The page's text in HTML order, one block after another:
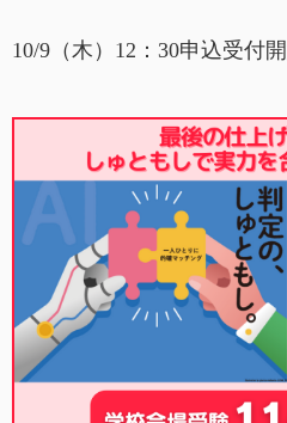
10/9（木）12：30申込受付